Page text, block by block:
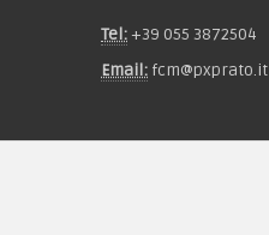
Tel: +39 055 3872504
Email: fcm@pxprato.it